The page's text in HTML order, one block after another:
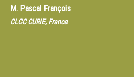
M. Pascal François
CLCC CURIE, France